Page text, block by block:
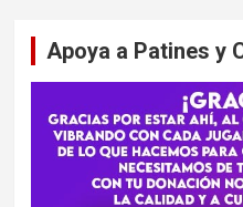
Apoya a Patines y